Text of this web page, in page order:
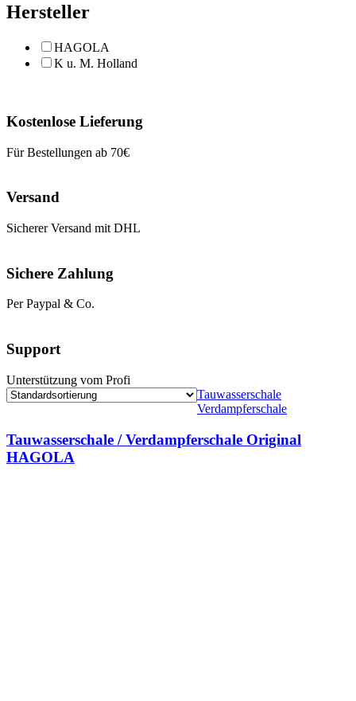
Hersteller
HAGOLA
K u. M. Holland
Kostenlose Lieferung
Für Bestellungen ab 70€
Versand
Sicherer Versand mit DHL
Sichere Zahlung
Per Paypal & Co.
Support
Unterstützung vom Profi
Tauwasserschale
Verdampferschale
Tauwasserschale / Verdampferschale Original
HAGOLA